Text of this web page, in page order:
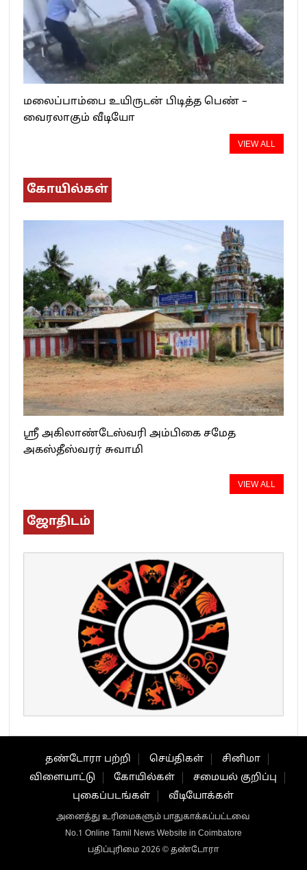
மலைப்பாம்பை உயிருடன் பிடித்த பெண் –
வைரலாகும் வீடியோ
VIEW ALL
கோயில்கள்
ஸ்ரீ அகிலாண்டேஸ்வரி அம்பிகை சமேத
அகஸ்தீஸ்வரர் சுவாமி
VIEW ALL
ஜோதிடம்
தண்டோரா பற்றி செய்திகள்
சினிமா
விளையாட்டு
கோயில்கள்
சமையல் குறிப்பு
புகைப்படங்கள்
வீடியோக்கள்
அனைத்து உரிமைகளும் பாதுகாக்கப்பட்டவை
No.1 Online Tamil News Website in Coimbatore
பதிப்புரிமை 2026 © தண்டோரா